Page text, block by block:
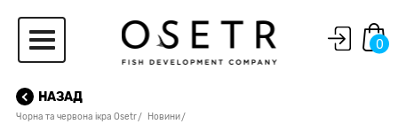
0
НАЗАД
Чорна та червона ікра Osetr Новини